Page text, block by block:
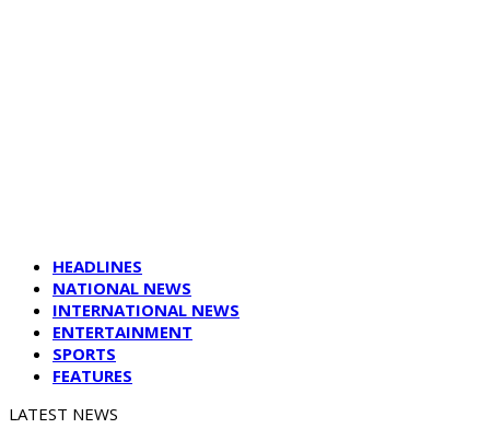
HEADLINES
NATIONAL NEWS
INTERNATIONAL NEWS
ENTERTAINMENT
SPORTS
FEATURES
LATEST NEWS